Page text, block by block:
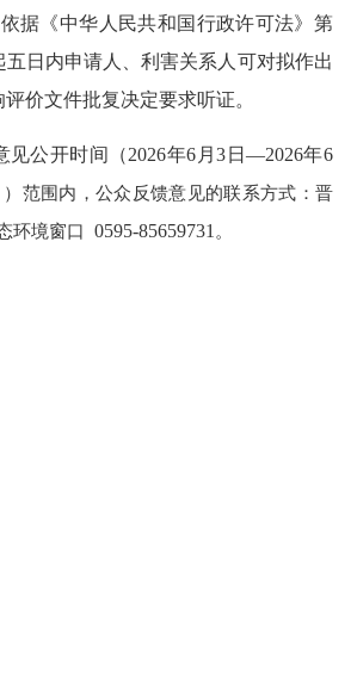
据《中华人民共和国行政许可法》第
五日内申请人、利害关系人可对拟作出
价文件批复决定要求听证。
见公开时间（2026年6 月3 日 —2026年6
范围内，公众反馈意见的联系方式：晋
环境窗口0595-85659731 。